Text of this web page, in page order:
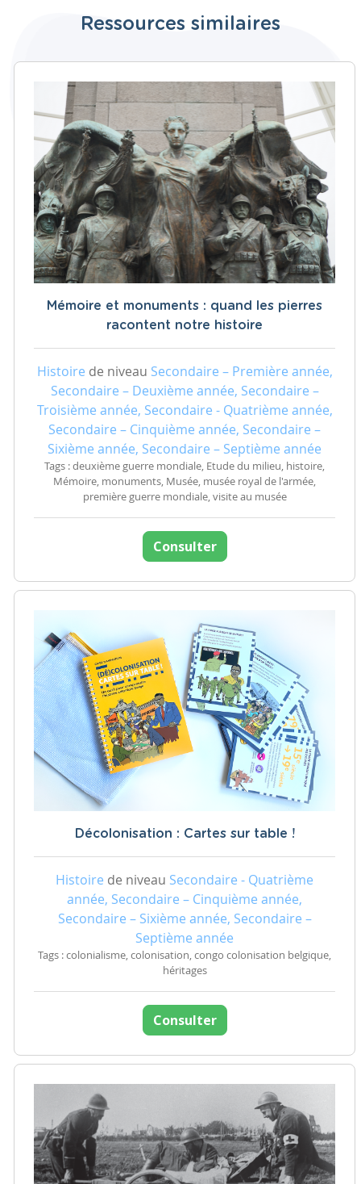
Ressources similaires
Mémoire et monuments : quand les pierres
racontent notre histoire
Histoire de niveau Secondaire – Première année,
Secondaire – Deuxième année, Secondaire –
Troisième année, Secondaire - Quatrième année,
Secondaire – Cinquième année, Secondaire –
Sixième année, Secondaire – Septième année
Tags : deuxième guerre mondiale, Etude du milieu, histoire,
Mémoire, monuments, Musée, musée royal de l'armée,
première guerre mondiale, visite au musée
Consulter
Décolonisation : Cartes sur table !
Histoire de niveau Secondaire - Quatrième
année, Secondaire – Cinquième année,
Secondaire – Sixième année, Secondaire –
Septième année
Tags : colonialisme, colonisation, congo colonisation belgique,
héritages
Consulter